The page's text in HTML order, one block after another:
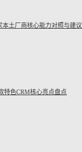
本土厂商核心能力对照与建议
特色CRM核心亮点盘点